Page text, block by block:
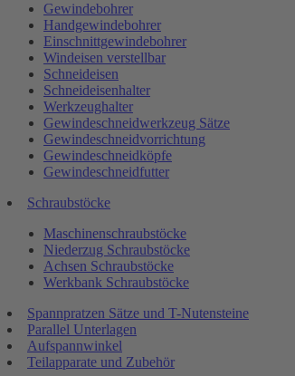
Gewindebohrer
Handgewindebohrer
Einschnittgewindebohrer
Windeisen verstellbar
Schneideisen
Schneideisenhalter
Werkzeughalter
Gewindeschneidwerkzeug Sätze
Gewindeschneidvorrichtung
Gewindeschneidköpfe
Gewindeschneidfutter
Schraubstöcke
Maschinenschraubstöcke
Niederzug Schraubstöcke
Achsen Schraubstöcke
Werkbank Schraubstöcke
Spannpratzen Sätze und T-Nutensteine
Parallel Unterlagen
Aufspannwinkel
Teilapparate und Zubehör